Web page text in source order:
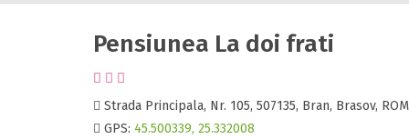
Pensiunea La doi frati
Strada Principala, Nr. 105, 507135, Bran, Brasov,
GPS: 45.500339, 25.332008
https://
Numar